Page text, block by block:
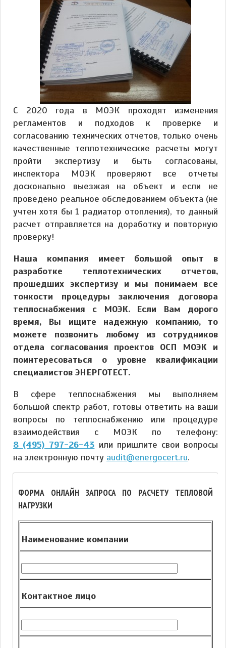
С 2020 года в МОЭК проходят изменения
регламентов и подходов к проверке и
согласованию технических отчетов, только очень
качественные теплотехнические расчеты могут
пройти экспертизу и быть согласованы,
инспектора МОЭК проверяют все отчеты
досконально выезжая на объект и если не
проведено реальное обследованием объекта (не
учтен хотя бы 1 радиатор отопления), то данный
расчет отправляется на доработку и повторную
проверку!
Наша компания имеет большой опыт в
разработке теплотехнических отчетов,
прошедших экспертизу и мы понимаем все
тонкости процедуры заключения договора
теплоснабжения с МОЭК. Если Вам дорого
время, Вы ищите надежную компанию, то
можете позвонить любому из сотрудников
отдела согласования проектов ОСП МОЭК и
поинтересоваться о уровне квалификации
специалистов ЭНЕРГОТЕСТ.
В сфере теплоснабжения мы выполняем
большой спектр работ, готовы ответить на ваши
вопросы по теплоснабжению или процедуре
взаимодействия с МОЭК по телефону:
8 (495) 797-26-43 или пришлите свои вопросы
на электронную почту audit@energocert.ru.
ФОРМА ОНЛАЙН ЗАПРОСА ПО РАСЧЕТУ ТЕПЛОВОЙ
НАГРУЗКИ
Наименование компании
Контактное лицо